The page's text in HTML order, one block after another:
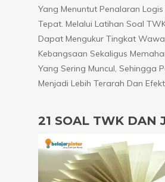
Yang Menuntut Penalaran
Tepat. Melalui Latihan Soal
Dapat Mengukur Tingkat
Kebangsaan Sekaligus
Yang Sering Muncul, Sehingga
Menjadi Lebih Terarah Dan
21 SOAL TWK DAN